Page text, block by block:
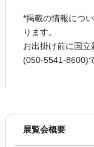
*掲載の情報につ
ります。
お出掛け前に国
(050-5541-8600)
展覧会概要